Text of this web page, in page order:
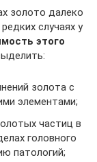
золото далеко
случаях у
этого
золота с
элементами;
частиц в
головного
патологий;